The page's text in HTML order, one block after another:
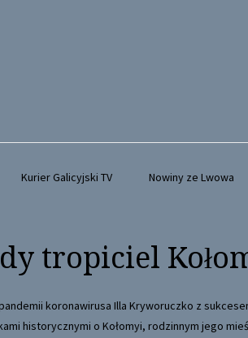
Kurier Galicyjski TV Nowiny ze Lwowa
tropiciel
koronawirusa Illa Kryworuczko z
historycznymi o Kołomyi, rodzinnym jego